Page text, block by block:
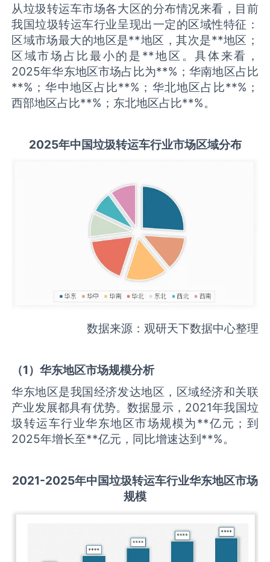
从垃圾转运车市场各大区的分布情况来看，目前
我国垃圾转运车行业呈现出一定的区域性特征：
区域市场最大的地区是**地区，其次是**地区；
区域市场占比最小的是**地区。具体来看，
2025年华东地区市场占比为**%；华南地区占比
**%；华中地区占比**%；华北地区占比**%；
西部地区占比**%；东北地区占比**%。
2025年中国垃圾转运车行业市场区域分布
数据来源：观研天下数据中心整理
（1）华东地区市场规模分析
华东地区是我国经济发达地区，区域经济和关联
产业发展都具有优势。数据显示，2021年我国垃
圾转运车行业华东地区市场规模为**亿元；到
2025年增长至**亿元，同比增速达到**%。
2021-2025年中国垃圾转运车行业华东地区市场
规模